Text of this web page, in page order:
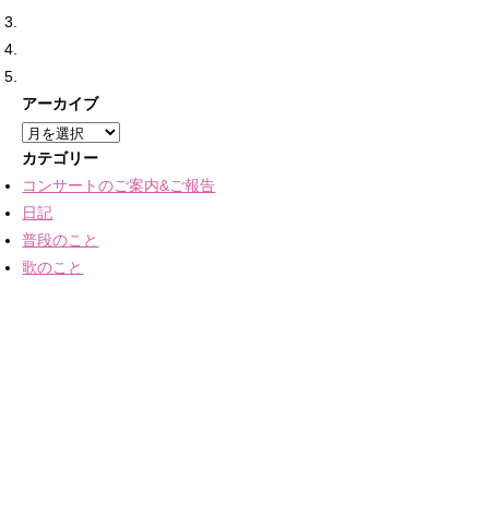
アーカイブ
ア
ー
カ
イ
ブ
カテゴリー
コンサートのご案内&ご報告
日記
普段のこと
歌のこと